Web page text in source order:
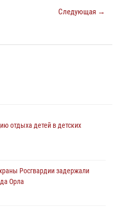
Следующая →
отдыха детей в детских
Росгвардии задержали
Орла